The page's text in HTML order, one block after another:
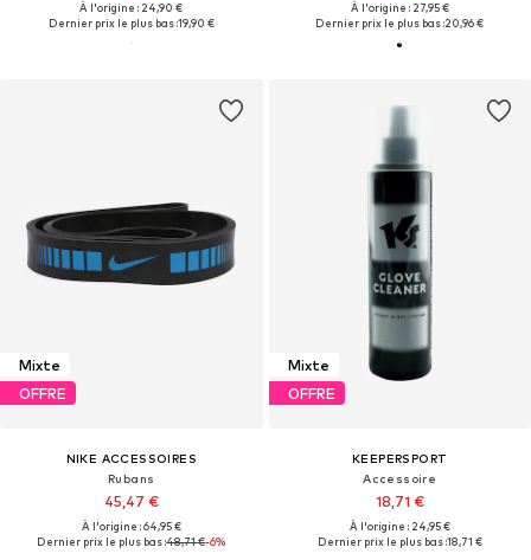
À l'origine : 24,90 €
Dernier prix le plus bas :19,90 €
À l'origine : 27,95 €
Dernier prix le plus bas :20,96 €
Mixte
OFFRE
NIKE ACCESSOIRES
Rubans
45,47 €
À l'origine : 64,95 €
Dernier prix le plus bas :48,71 €-6%
Mixte
OFFRE
KEEPERSPORT
Accessoire
18,71 €
À l'origine : 24,95 €
Dernier prix le plus bas :18,71 €